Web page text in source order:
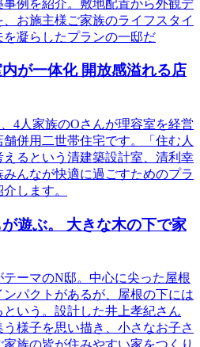
例を紹介。敷地配置から外観デ
お施主様ご家族のライフスタイ
凝らしたプランの一邸だ
が一体化 開放感溢れる店
4人家族のOさんが理容室を経営
併用二世帯住宅です。「住む人
るという清建築設計室、清利幸
んなが快適に過ごすためのプラ
します。
遊ぶ。 大きな木の下で家
テーマのN邸。中心に尖った屋根
パクトがあるが、屋根の下には
いう。設計した井上孝紀さん
様子を思い描き、小さなお子さ